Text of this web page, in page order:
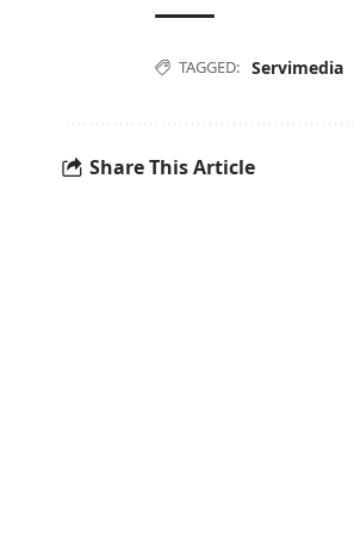
TAGGED: Servimedia
Share This Article